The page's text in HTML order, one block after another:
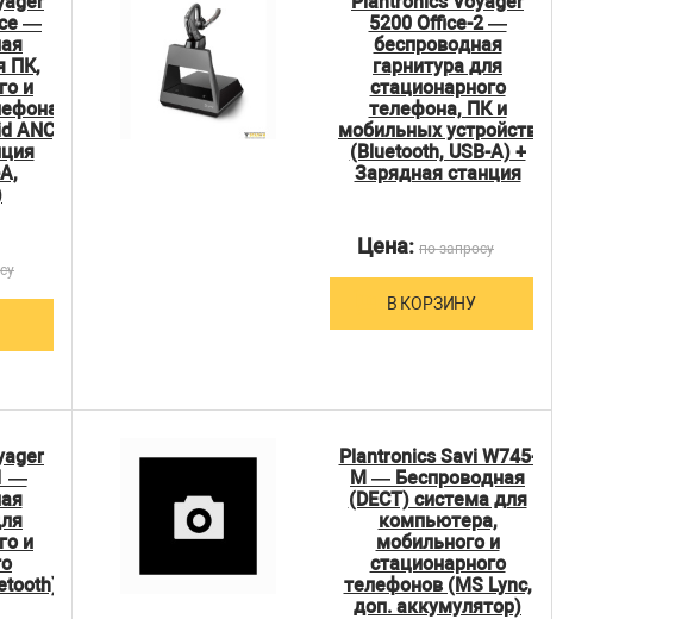
—
ПК,
и
ANC,
5200 Office-2 —
беспроводная
гарнитура для
стационарного
телефона, ПК и
мобильных устройств
(Bluetooth, USB-A) +
Зарядная станция
Цена: по запросу
В КОРЗИНУ
—
и
Plantronics Savi W745-
M — Беспроводная
(DECT) система для
компьютера,
мобильного и
стационарного
телефонов (MS Lync,
доп. аккумулятор)